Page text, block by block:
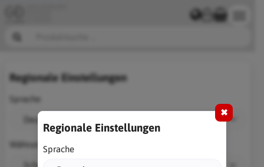
Regionale Einstellungen
Sprache
Währung
✖
Regionale Einstellungen
Sprache